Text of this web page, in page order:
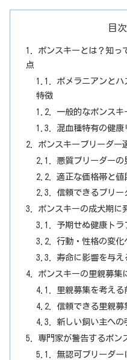
目次
ポンスキーとは？知っ
点
ポメラニアンと
特徴
一般的なポンス
混血種特有の健
ポンスキーブリーダー
悪質ブリーダーの
適正な価格帯と値
信頼できるブリー
ポンスキーの成犬期に
予期せぬ健康トラ
行動・性格の変化
寿命に影響を与え
ポンスキーの里親募集
里親募集を考え
信頼できる里親
新しい飼い主へ
専門家が警告するポン
無認可ブリーダー